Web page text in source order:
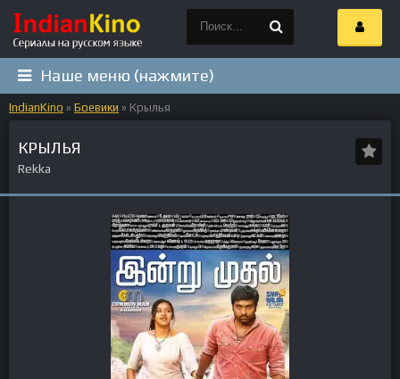
Наше меню (нажмите)
IndianKino » Боевики » Крылья
КРЫЛЬЯ
Rekka